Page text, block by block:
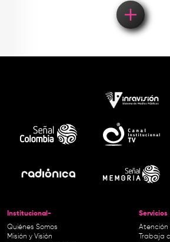
Institucional-
Quiénes Somos
Misión y Visión
Servicios
Atención
Trabaja